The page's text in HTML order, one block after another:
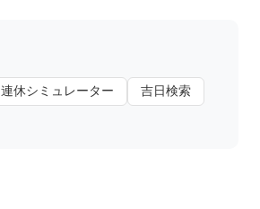
連休シミュレーター 吉日検索